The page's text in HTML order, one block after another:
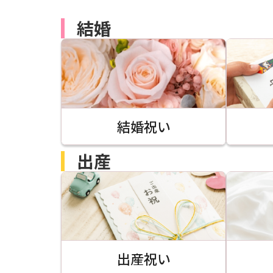
結婚
結婚祝い
出産
出産祝い